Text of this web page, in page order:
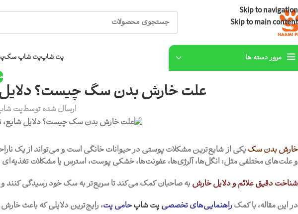
Skip to navigation
Skip to main content
مرور دسته ها پت شاپپت شاپ سگ
علت خارش بدن سگ چیست؟ دلایل
ارسال شده توسطپت
خارش بدن سگیکی از شایع‌ترین مشکلات پوستی در حیوانات خانگی است و می‌تواند از یک
و علت‌های مختلفی مثل: انگل‌ها، آلرژی‌ها، عفونت‌ها، خشکی پوست، استرس یا مشکلات تغذیه‌ای
شناخت دقیق علائم و دلایل خارشبه صاحبان کمک می‌کند تا سریع‌تر به سگ خود رسیدگی کنند
در این مقاله، با کمکراهنمایی‌های تخصصیپت شاپحامی پت، رایج‌ترین دلایلی که باعث